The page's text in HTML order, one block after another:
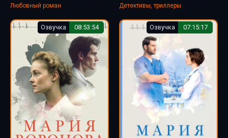
Любовный роман Детективы, триллеры
Озвучка 08:53:54 Озвучка 07:15:17